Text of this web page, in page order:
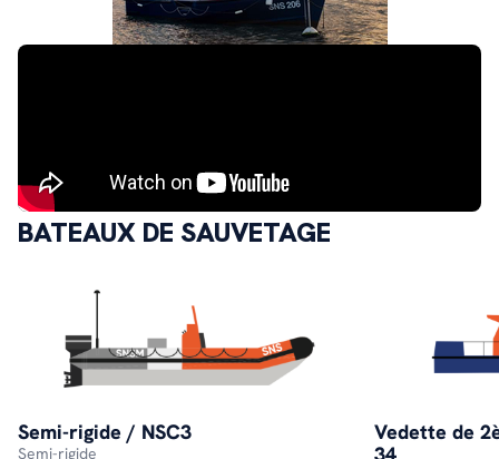
BATEAUX DE SAUVETAGE
Semi-rigide / NSC3
Semi-rigide
Vedette de